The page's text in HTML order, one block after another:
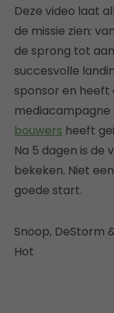
Deze video laat
de missie zien:
de sprong tot
succesvolle
sponsor en heeft
mediacampagne
bouwers heeft
Na 5 dagen is de
bekeken. Niet
goede start.
Snoop, DeStorm
Hot